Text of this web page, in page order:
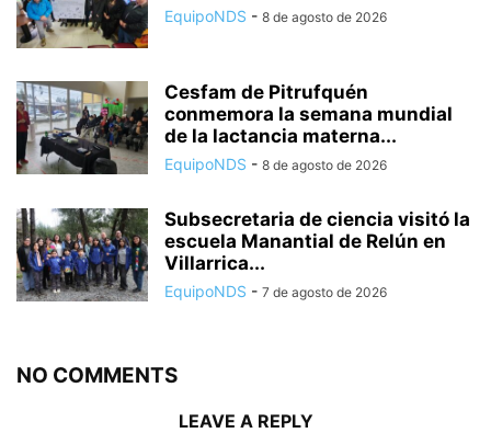
EquipoNDS - 8 de agosto de 2026
Cesfam de Pitrufquén
conmemora la semana mundial
de la lactancia materna...
EquipoNDS - 8 de agosto de 2026
Subsecretaria de ciencia visitó la
escuela Manantial de Relún en
Villarrica...
EquipoNDS - 7 de agosto de 2026
NO COMMENTS
LEAVE A REPLY